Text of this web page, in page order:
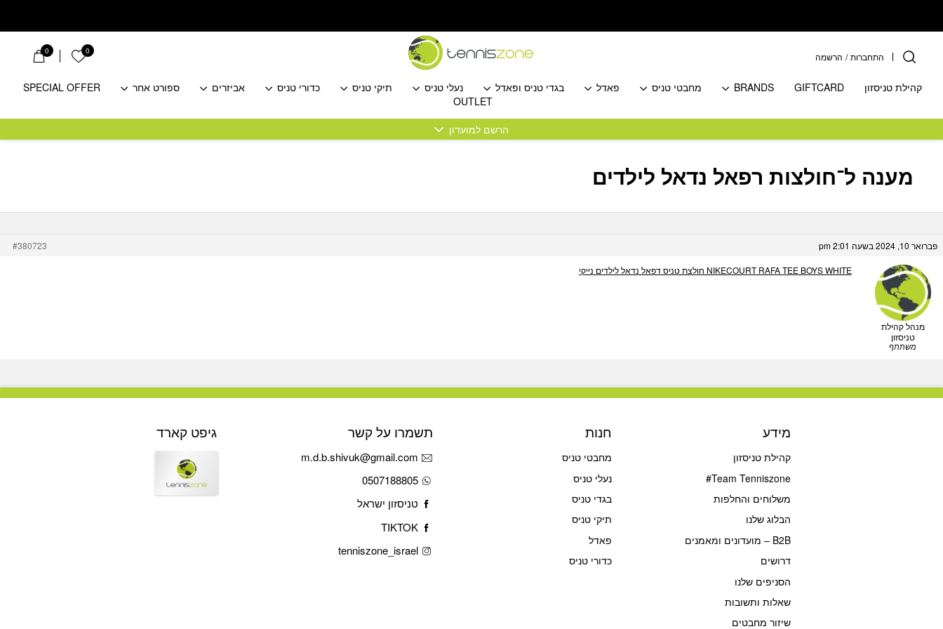
0 הרשימה שלי
0
התחברות / הרשמה
קהילת טניסזון GIFTCARD
BRANDS מחבטי טניס פאדל בגדי טניס ופאדל נעלי טניס תיקי טניס כדורי טניס אביזרים ספורט אחר
SPECIAL OFFER
OUTLET
הרשם למועדון
מענה ל־חולצות רפאל נדאל לילדים
פברואר 10, 2024 בשעה 2:01 pm #380723
מנהל קהילת
טניסזון
משתתף
NIKECOURT RAFA TEE BOYS WHITE חולצת טניס דפאל נדאל לילדים נייקי
מידע
קהילת טניסזון
Team Tenniszone#
משלוחים והחלפות
הבלוג שלנו
B2B – מועדונים ומאמנים
דרושים
הסניפים שלנו
שאלות ותשובות
שיזור מחבטים
חנות
מחבטי טניס
נעלי טניס
בגדי טניס
תיקי טניס
פאדל
כדורי טניס
תשמרו על קשר
m.d.b.shivuk@gmail.com
0507188805
טניסזון ישראל
TIKTOK
tenniszone_israel
גיפט קארד